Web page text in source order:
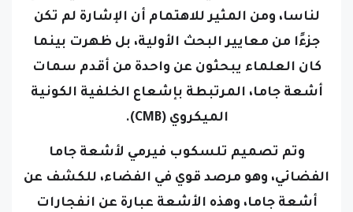
لناسا، ومن المثير للاهتمام أن الإشارة لم تكن
جزءًا من معايير البحث الأولية، بل ظهرت بينما
كان العلماء يبحثون عن واحدة من أقدم سمات
أشعة جاما، المرتبطة بإشعاع الخلفية الكونية
الميكروي (CMB).
وتم تصميم تلسكوب فيرمي لأشعة جاما
الفضائي، وهو مرصد قوي في الفضاء، للكشف عن
أشعة جاما، وهذه الأشعة عبارة عن انفجارات